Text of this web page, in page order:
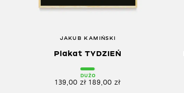
JAKUB KAMIŃSKI
Plakat TYDZIEŃ
DUŻO
139,00 zł 189,00 zł